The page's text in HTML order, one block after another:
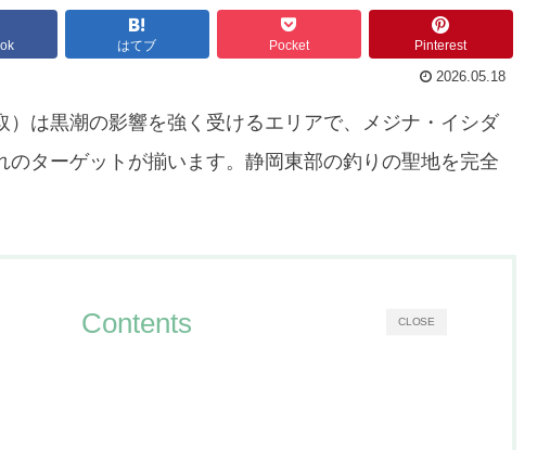
はてブ Pocket Pinterest
2026.05.18
）は黒潮の影響を強く受けるエリアで、メジナ・イシダ
のターゲットが揃います。静岡東部の釣りの聖地を完全
CLOSE
Contents